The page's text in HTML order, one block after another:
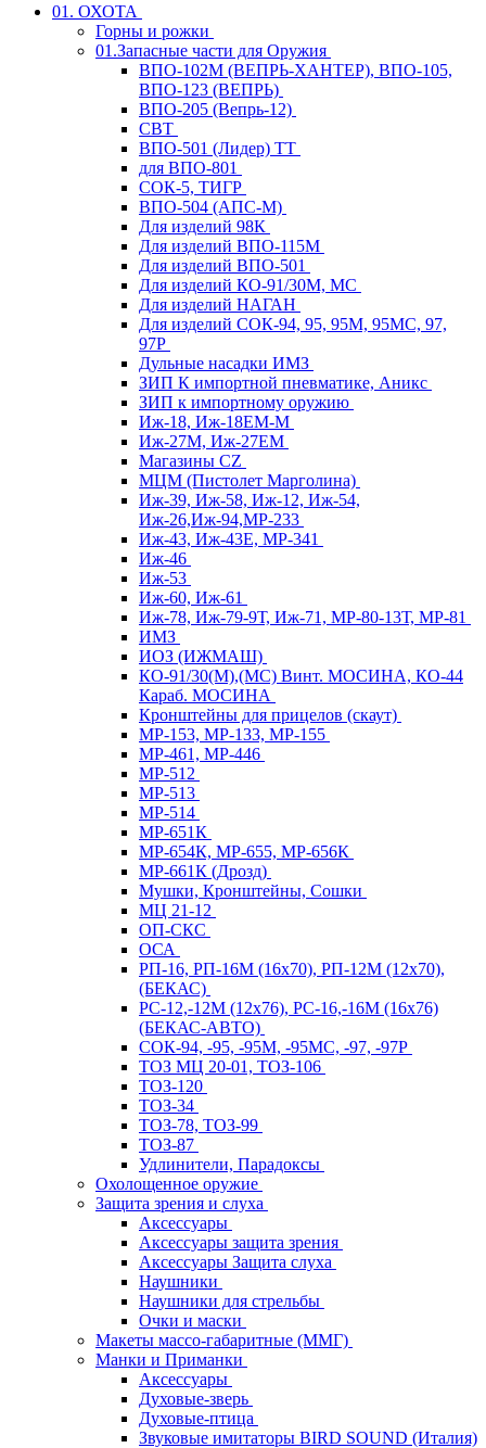
01. ОХОТА
Горны и рожки
01.Запасные части для Оружия
ВПО-102М (ВЕПРЬ-ХАНТЕР), ВПО-105,
ВПО-123 (ВЕПРЬ)
ВПО-205 (Вепрь-12)
СВТ
ВПО-501 (Лидер) ТТ
для ВПО-801
СОК-5, ТИГР
ВПО-504 (АПС-М)
Для изделий 98К
Для изделий ВПО-115М
Для изделий ВПО-501
Для изделий КО-91/30М, МС
Для изделий НАГАН
Для изделий СОК-94, 95, 95М, 95МС, 97,
97Р
Дульные насадки ИМЗ
ЗИП К импортной пневматике, Аникс
ЗИП к импортному оружию
Иж-18, Иж-18ЕМ-М
Иж-27М, Иж-27ЕМ
Магазины CZ
МЦМ (Пистолет Марголина)
Иж-39, Иж-58, Иж-12, Иж-54,
Иж-26,Иж-94,МР-233
Иж-43, Иж-43Е, МР-341
Иж-46
Иж-53
Иж-60, Иж-61
Иж-78, Иж-79-9Т, Иж-71, МР-80-13Т, МР-81
ИМЗ
ИОЗ (ИЖМАШ)
КО-91/30(М),(МС) Винт. МОСИНА, КО-44
Караб. МОСИНА
Кронштейны для прицелов (скаут)
МР-153, МР-133, МР-155
МР-461, МР-446
МР-512
МР-513
МР-514
МР-651К
МР-654К, МР-655, МР-656К
МР-661К (Дрозд)
Мушки, Кронштейны, Сошки
МЦ 21-12
ОП-СКС
ОСА
РП-16, РП-16М (16х70), РП-12М (12х70),
(БЕКАС)
РС-12,-12М (12х76), РС-16,-16М (16х76)
(БЕКАС-АВТО)
СОК-94, -95, -95М, -95МС, -97, -97Р
ТОЗ МЦ 20-01, ТОЗ-106
ТОЗ-120
ТОЗ-34
ТОЗ-78, ТОЗ-99
ТОЗ-87
Удлинители, Парадоксы
Охолощенное оружие
Защита зрения и слуха
Аксессуары
Аксессуары защита зрения
Аксессуары Защита слуха
Наушники
Наушники для стрельбы
Очки и маски
Макеты массо-габаритные (ММГ)
Манки и Приманки
Аксессуары
Духовые-зверь
Духовые-птица
Звуковые имитаторы BIRD SOUND (Италия)